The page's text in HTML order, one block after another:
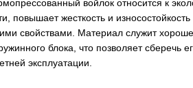
войлок относится к
повышает жесткость и
свойствами. Материал служит
блока, что позволяет сберечь
эксплуатации.